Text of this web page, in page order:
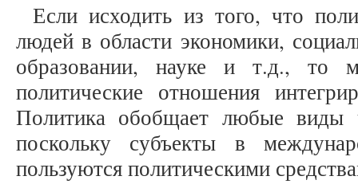
Если исходить из того, что
людей в области экономики,
образовании, науке и т.д., то
политические отношения
Политика обобщает любые виды
поскольку субъекты в
пользуются политическими